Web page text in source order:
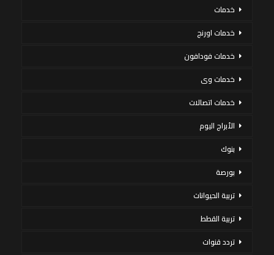
خدمات
خدمات اورنج
خدمات فودافون
خدمات وى
خدمات اتصالات
الأبراج اليوم
بنوك
بورصة
تربية الحيوانات
تربية القطط
تردد قنوات